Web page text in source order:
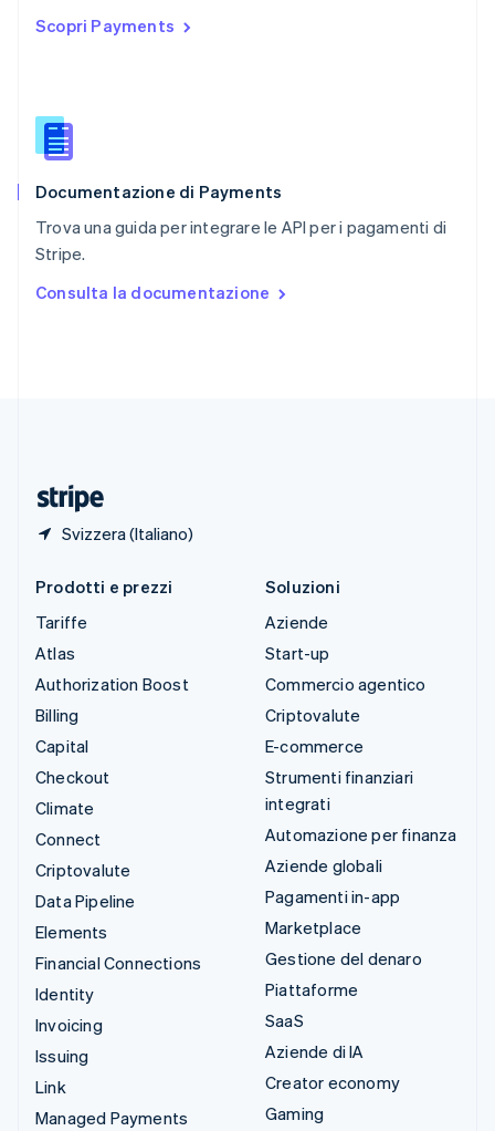
Scopri Payments
Documentazione di Payments
Trova una guida per integrare le API per i pagamenti di
Stripe.
Consulta la documentazione
Svizzera (Italiano)
English
English
Slovacchia
Slovenia
Spagna
Español
English Español简体中文
Prodotti e prezzi
Tariffe
Atlas
Authorization Boost
Billing
Capital
Checkout
Climate
Connect
Criptovalute
Data Pipeline
Elements
Financial Connections
Identity
Invoicing
Issuing
Link
Managed Payments
Soluzioni
Aziende
Start-up
Commercio agentico
Criptovalute
E-commerce
Strumenti finanziari
integrati
Automazione per finanza
Aziende globali
Pagamenti in-app
Marketplace
Gestione del denaro
Piattaforme
SaaS
Aziende di IA
Creator economy
Gaming